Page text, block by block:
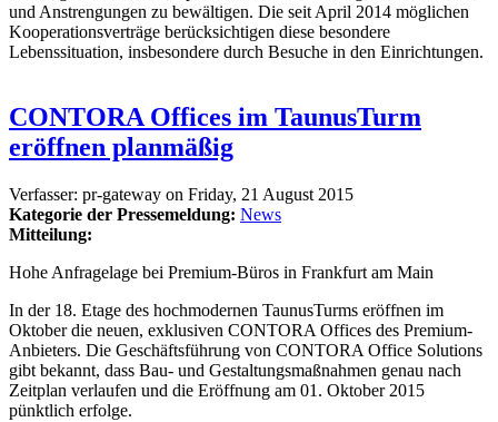
und Anstrengungen zu bewältigen. Die seit April 2014 möglichen
Kooperationsverträge berücksichtigen diese besondere
Lebenssituation, insbesondere durch Besuche in den Einrichtungen.
CONTORA Offices im TaunusTurm
eröffnen planmäßig
Verfasser: pr-gateway on Friday, 21 August 2015
Kategorie der Pressemeldung: News
Mitteilung:
Hohe Anfragelage bei Premium-Büros in Frankfurt am Main
In der 18. Etage des hochmodernen TaunusTurms eröffnen im
Oktober die neuen, exklusiven CONTORA Offices des Premium-
Anbieters. Die Geschäftsführung von CONTORA Office Solutions
gibt bekannt, dass Bau- und Gestaltungsmaßnahmen genau nach
Zeitplan verlaufen und die Eröffnung am 01. Oktober 2015
pünktlich erfolge.